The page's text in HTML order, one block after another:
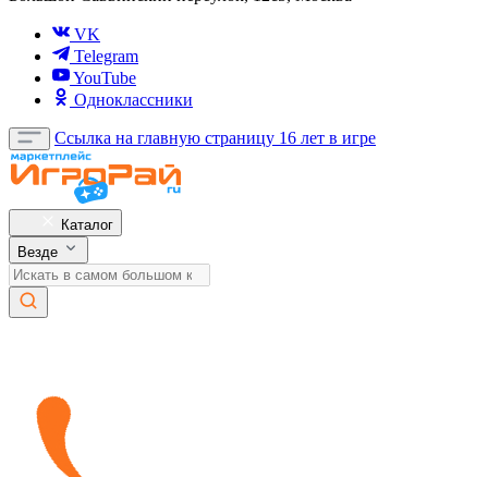
VK
Telegram
YouTube
Одноклассники
Ссылка на главную страницу 16 лет в игре
Каталог
Везде